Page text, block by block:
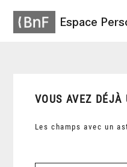
Espace
VOUS AVEZ DÉJÀ
Les champs avec un